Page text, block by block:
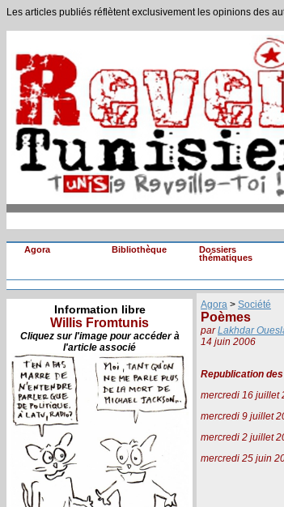
Les articles publiés réflètent exclusivement les opinions des
Agora Bibliothèque
Dossiers
thématiques
Information libre
Willis Fromtunis
Cliquez sur l'image pour accéder à
l'article associé
Agora > Société
Poèmes
parLakhdar
14 juin 2006
Republication
mercredi 16 juillet
mercredi 9 juillet
mercredi 2 juillet
mercredi 25 juin